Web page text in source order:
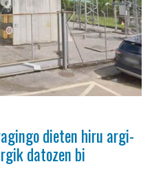
dieten hiru argi-
datozen bi